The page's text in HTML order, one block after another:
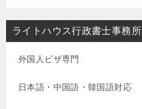
ライトハウス行政書士事務所
外国人ビザ専門
日本語・中国語・韓国語対応